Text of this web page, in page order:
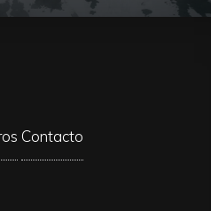
Contacto